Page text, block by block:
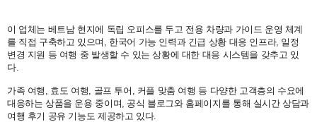
이 업체는 베트남 현지에 독립 오피스를 두고 전용 차량과 가이드 운영 체계
를 직접 구축하고 있으며, 한국어 가능 인력과 긴급 상황 대응 인프라, 일정
변경 지원 등 여행 중 발생할 수 있는 상황에 대한 대응 시스템을 갖추고 있
다.
가족 여행, 효도 여행, 골프 투어, 커플 맞춤 여행 등 다양한 고객층의 수요에
대응하는 상품을 운용 중이며, 공식 블로그와 홈페이지를 통해 실시간 상담과
여행 후기 공유 기능도 제공하고 있다.